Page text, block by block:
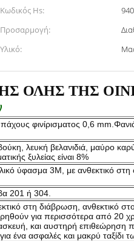
Κωδικός Hs:
Προσαρμογή:
Υλικό:
ΟΛΗΣ ΤΗΣ
φινίρισματος 0,6
λευκή βελανιδιά, μαύρο
ξυλείας είναι 8%
ύφασμα 3M, με ανθεκτικό
201 ή 304.
στη διάβρωση, ανθεκτικό
για περισσότερα από 20
και αυστηρή επιθεώρηση
ένα ασφαλές και μακρύ ταξίδι